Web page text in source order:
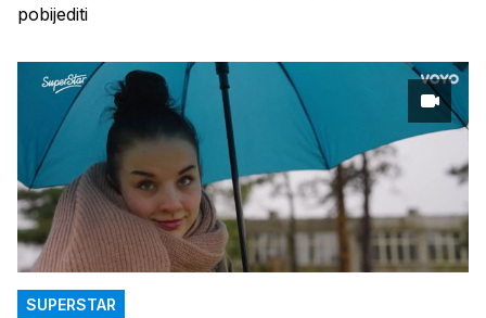
pobijediti
SUPERSTAR